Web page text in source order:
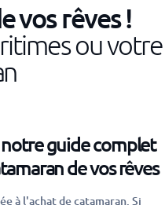
vos rêves !
ou votre
guide complet
de vos rêves
à l'achat de catamaran. Si